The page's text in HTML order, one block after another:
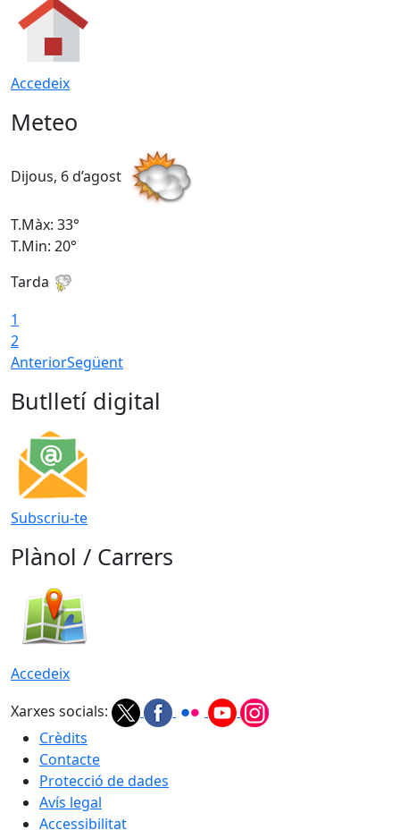
Accedeix
Meteo
Dijous, 6 d’agost
T.Màx: 33°
T.Min: 20°
Tarda
1
2
AnteriorSegüent
Butlletí digital
Subscriu-te
Plànol / Carrers
Accedeix
Xarxes socials:
Crèdits
Contacte
Protecció de dades
Avís legal
Accessibilitat